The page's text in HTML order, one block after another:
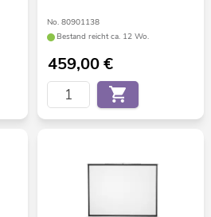
No. 80901138
Bestand reicht ca. 12 Wo.
459,00€